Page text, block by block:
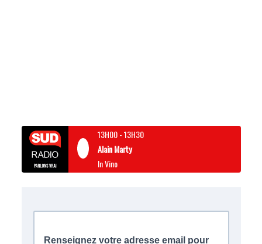
13H00-13H30
Alain Marty
In Vino